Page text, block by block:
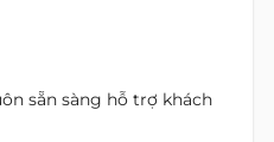
sẵn sàng hỗ trợ khách